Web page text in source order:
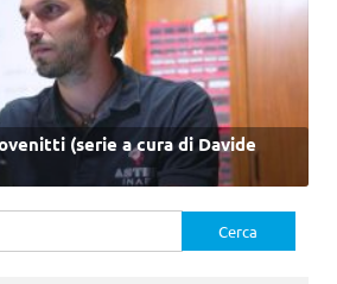
(serie a cura di Davide